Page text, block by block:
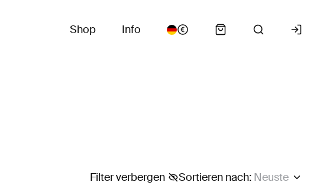
Shop Info
Sortieren nach: Neuste
Filter verbergen